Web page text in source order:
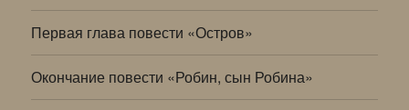
Первая глава повести «Остров»
Окончание повести «Робин, сын Робина»